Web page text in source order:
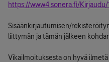
https://www4.sonera.fi/
Sisäänkirjautumisen/
liittymän ja tämän jälkeen
Vikailmoituksesta on hyvä